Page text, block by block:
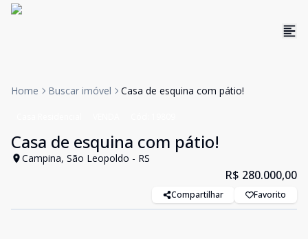
Home Buscar imóvel Casa de esquina com pátio!
Casa de esquina com pátio!
Campina, São Leopoldo - RS
R$ 280.000,00
Compartilhar Favorito